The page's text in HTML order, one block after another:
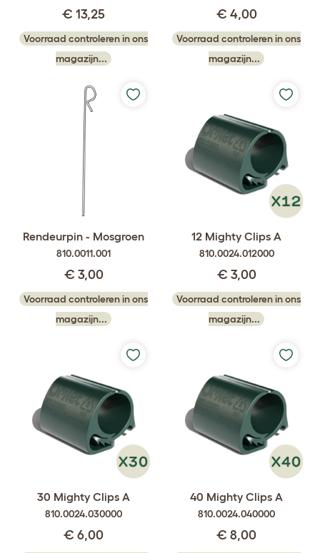
€ 13,25
Voorraad controleren in ons
magazijn...
€ 4,00
Voorraad controleren in ons
magazijn...
Rendeurpin - Mosgroen
810.0011.001
€ 3,00
Voorraad controleren in ons
magazijn...
12 Mighty Clips A
810.0024.012000
€ 3,00
Voorraad controleren in ons
magazijn...
30 Mighty Clips A
810.0024.030000
€ 6,00
40 Mighty Clips A
810.0024.040000
€ 8,00